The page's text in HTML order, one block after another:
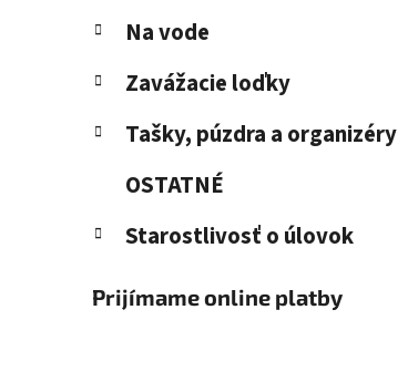
Na vode
Zavážacie loďky
Tašky, púzdra a organizéry
OSTATNÉ
Starostlivosť o úlovok
Prijímame online platby